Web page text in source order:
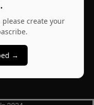
create your
→